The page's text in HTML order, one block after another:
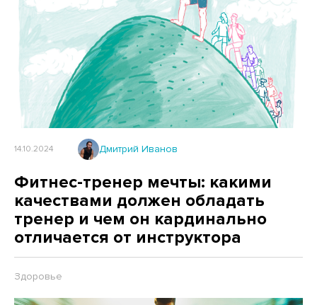
14.10.2024 Дмитрий Иванов
Фитнес-тренер мечты: какими
качествами должен обладать
тренер и чем он кардинально
отличается от инструктора
Здоровье